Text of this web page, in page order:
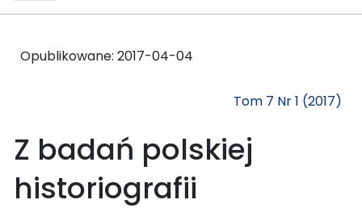
Opublikowane: 2017-04-04
Tom 7 Nr 1 (2017)
Z badań polskiej
historiografii